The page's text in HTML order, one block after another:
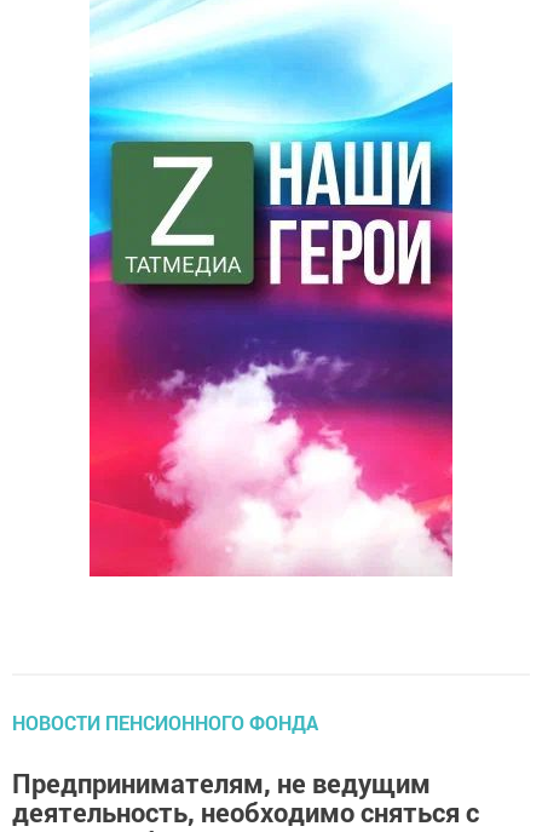
НОВОСТИ ПЕНСИОННОГО ФОНДА
Предпринимателям, не ведущим
деятельность, необходимо сняться с